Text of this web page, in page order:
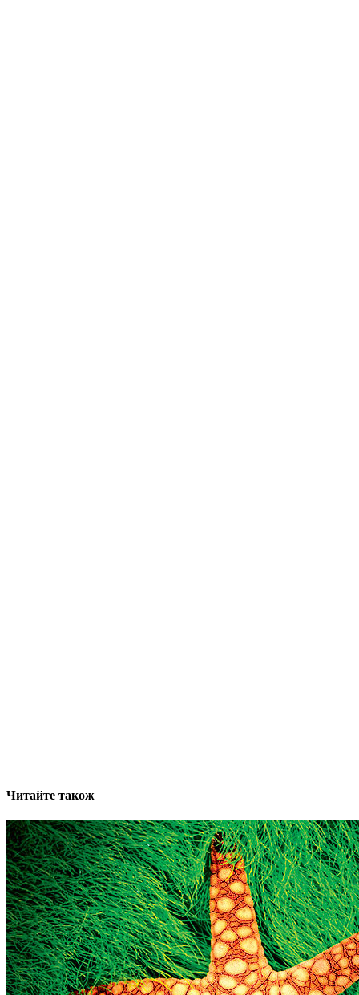
Читайте також